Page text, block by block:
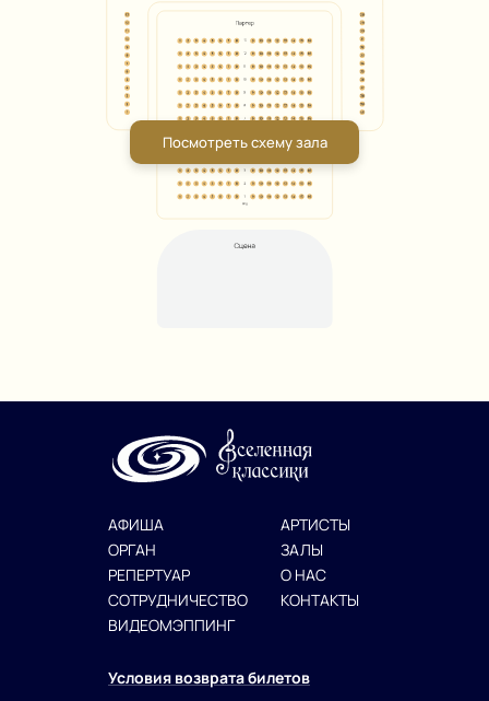
Посмотреть схему зала
АФИША
ОРГАН
РЕПЕРТУАР
СОТРУДНИЧЕСТВО
ВИДЕОМЭППИНГ
АРТИСТЫ
ЗАЛЫ
О НАС
КОНТАКТЫ
Условия возврата билетов